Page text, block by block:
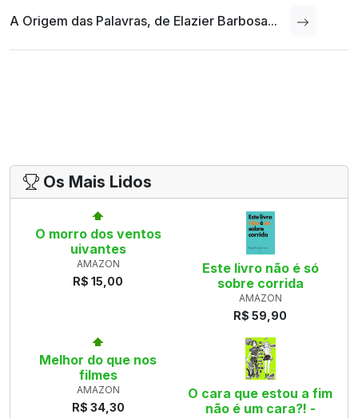
A Origem das Palavras, de Elazier Barbosa...
Os Mais Lidos
O morro dos ventos
uivantes
AMAZON
R$ 15,00
Este livro não é só
sobre corrida
AMAZON
R$ 59,90
Melhor do que nos
filmes
AMAZON
R$ 34,30
O cara que estou a fim
não é um cara?! -